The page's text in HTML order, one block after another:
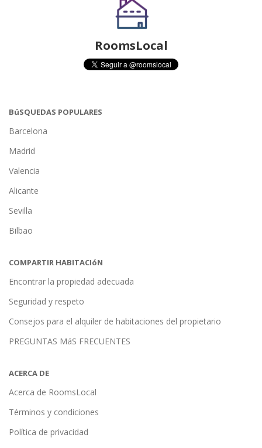
RoomsLocal
BúSQUEDAS POPULARES
Barcelona
Madrid
Valencia
Alicante
Sevilla
Bilbao
COMPARTIR HABITACIóN
Encontrar la propiedad adecuada
Seguridad y respeto
Consejos para el alquiler de habitaciones del propietario
PREGUNTAS MáS FRECUENTES
ACERCA DE
Acerca de RoomsLocal
Términos y condiciones
Política de privacidad